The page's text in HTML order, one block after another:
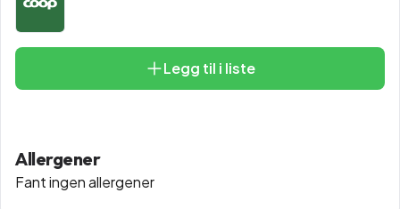
Legg til i liste
Allergener
Fant ingen allergener